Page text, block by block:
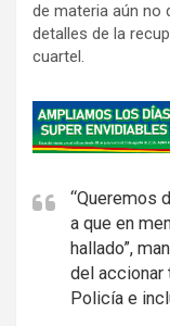
de materia aún no
detalles de la
cuartel.
A
d
e
“Queremos
a que en
hallado”,
del accionar
Policía e